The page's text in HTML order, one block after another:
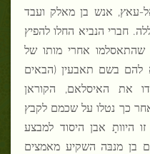
עאץ, אנש בן מאלק ועבד
חברי הנביא החלו להפיץ
שהתאסלמו אחרי מותו של
להם בשם תאבעין (הבאים
את האיסלאם, הקוראן
כך נטלו על שכמם לקבץ
היוותָ אבן היסוד למבצע
בן מנבּה השקיע מאמצים